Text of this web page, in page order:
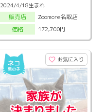
2024/4/18生まれ
販売店
Zoomore名取店
価格
172,700円
お気に入り